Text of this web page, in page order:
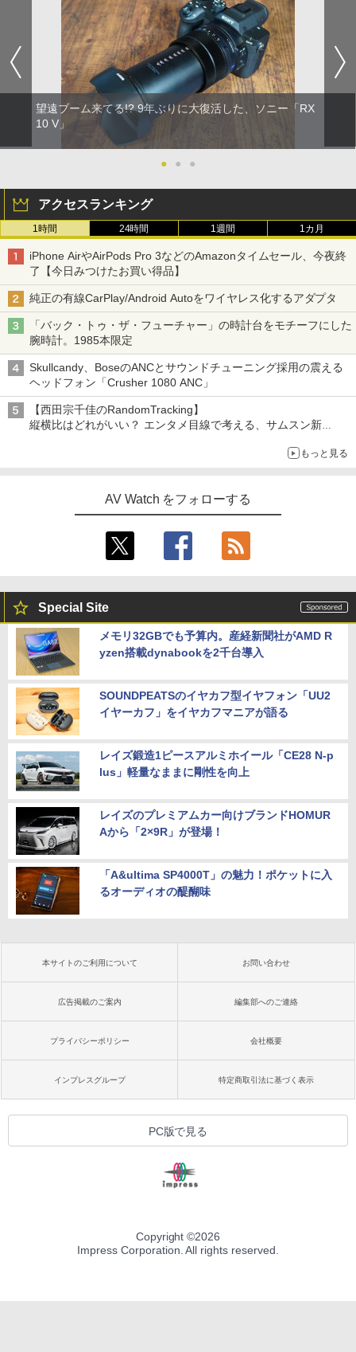
望遠ブーム来てる!? 9年ぶりに大復活した、ソニー「RX
10 V」
● ● ●
アクセスランキング
1時間 24時間 1週間 1カ月
iPhone AirやAirPods Pro 3などのAmazonタイムセール、今夜終
了【今日みつけたお買い得品】
純正の有線CarPlay/Android Autoをワイヤレス化するアダプタ
「バック・トゥ・ザ・フューチャー」の時計台をモチーフにした
腕時計。1985本限定
Skullcandy、BoseのANCとサウンドチューニング採用の震える
ヘッドフォン「Crusher 1080 ANC」
【西田宗千佳のRandomTracking】
縦横比はどれがいい？ エンタメ目線で考える、サムスン新
もっと見る
AV Watch をフォローする
Special Site
メモリ32GBでも予算内。産経新聞社がAMD R
yzen搭載dynabookを2千台導入
SOUNDPEATSのイヤカフ型イヤフォン「UU2
イヤーカフ」をイヤカフマニアが語る
レイズ鍛造1ピースアルミホイール「CE28 N-p
lus」軽量なままに剛性を向上
レイズのプレミアムカー向けブランドHOMUR
Aから「2×9R」が登場！
「A&ultima SP4000T」の魅力！ポケットに入
るオーディオの醍醐味
本サイトのご利用について お問い合わせ
広告掲載のご案内 編集部へのご連絡
プライバシーポリシー 会社概要
インプレスグループ 特定商取引法に基づく表示
PC版で見る
Copyright ©2026
Impress Corporation. All rights reserved.